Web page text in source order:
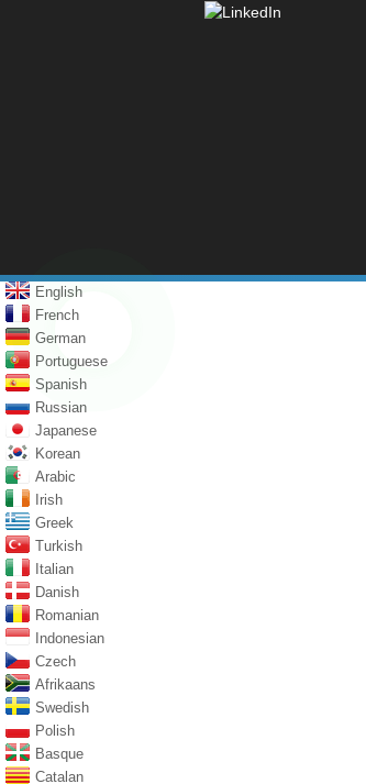
English
French
German
Portuguese
Spanish
Russian
Japanese
Korean
Arabic
Irish
Greek
Turkish
Italian
Danish
Romanian
Indonesian
Czech
Afrikaans
Swedish
Polish
Basque
Catalan